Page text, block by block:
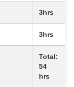
3hrs
3hrs
Total:
54
hrs